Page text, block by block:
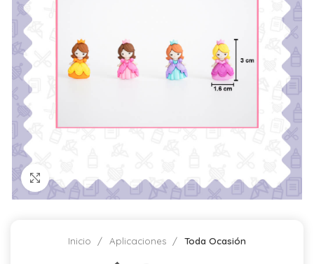
Click para agrandar
Inicio Aplicaciones Toda Ocasión